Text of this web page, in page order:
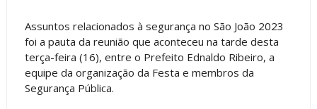
Assuntos relacionados à segurança no São João 2023
foi a pauta da reunião que aconteceu na tarde desta
terça-feira (16), entre o Prefeito Ednaldo Ribeiro, a
equipe da organização da Festa e membros da
Segurança Pública.